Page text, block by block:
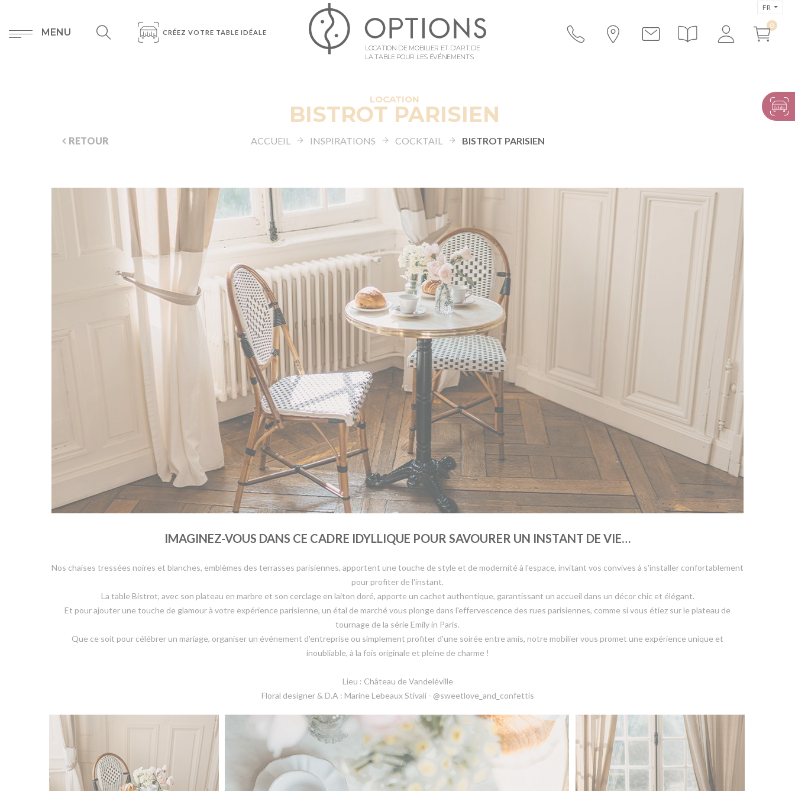
MENU CRÉEZ VOTRE TABLE IDÉALE
LOCATION DE MOBILIER ET D’ART DE
LA TABLE POUR LES ÉVÉNEMENTS
FR
LOCATION
BISTROT PARISIEN
RETOUR ACCUEIL INSPIRATIONS COCKTAIL BISTROT PARISIEN
IMAGINEZ-VOUS DANS CE CADRE IDYLLIQUE POUR SAVOURER UN INSTANT DE VIE…
Nos chaises tressées noires et blanches, emblèmes des terrasses parisiennes, apportent une touche de style et de modernité à l'espace, invitant vos convives à s'installer confortablement
pour profiter de l'instant.
La table Bistrot, avec son plateau en marbre et son cerclage en laiton doré, apporte un cachet authentique, garantissant un accueil dans un décor chic et élégant.
Et pour ajouter une touche de glamour à votre expérience parisienne, un étal de marché vous plonge dans l'effervescence des rues parisiennes, comme si vous étiez sur le plateau de
tournage de la série Emily in Paris.
Que ce soit pour célébrer un mariage, organiser un événement d'entreprise ou simplement profiter d'une soirée entre amis, notre mobilier vous promet une expérience unique et
inoubliable, à la fois originale et pleine de charme !
Lieu : Château de Vandeléville
Floral designer & D.A : Marine Lebeaux Stivali - @sweetlove_and_confettis